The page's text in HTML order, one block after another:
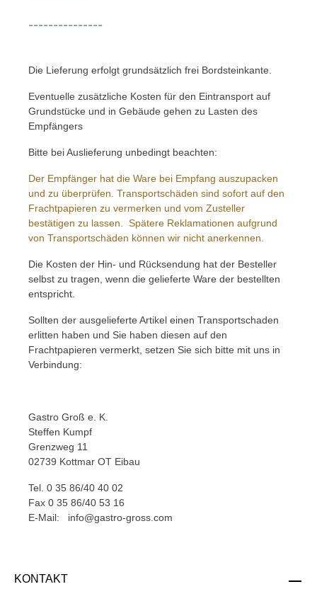
---------------
Die Lieferung erfolgt grundsätzlich frei Bordsteinkante.
Eventuelle zusätzliche Kosten für den Eintransport auf
Grundstücke und in Gebäude gehen zu Lasten des
Empfängers
Bitte bei Auslieferung unbedingt beachten:
Der Empfänger hat die Ware bei Empfang auszupacken
und zu überprüfen. Transportschäden sind sofort auf den
Frachtpapieren zu vermerken und vom Zusteller
bestätigen zu lassen. Spätere Reklamationen aufgrund
von Transportschäden können wir nicht anerkennen.
Die Kosten der Hin- und Rücksendung hat der Besteller
selbst zu tragen, wenn die gelieferte Ware der bestellten
entspricht.
Sollten der ausgelieferte Artikel einen Transportschaden
erlitten haben und Sie haben diesen auf den
Frachtpapieren vermerkt, setzen Sie sich bitte mit uns in
Verbindung:
Gastro Groß e. K.
Steffen Kumpf
Grenzweg 11
02739 Kottmar OT Eibau
Tel. 0 35 86/40 40 02
Fax 0 35 86/40 53 16
E-Mail:
info@gastro-gross.com
KONTAKT